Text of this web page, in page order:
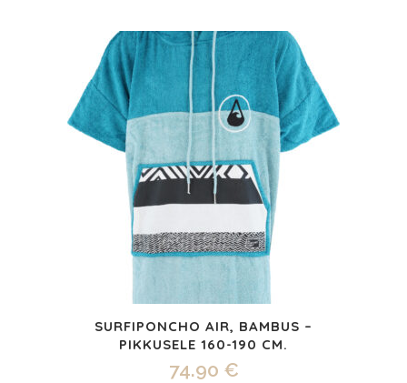
SURFIPONCHO AIR, BAMBUS –
PIKKUSELE 160-190 CM.
74.90 €